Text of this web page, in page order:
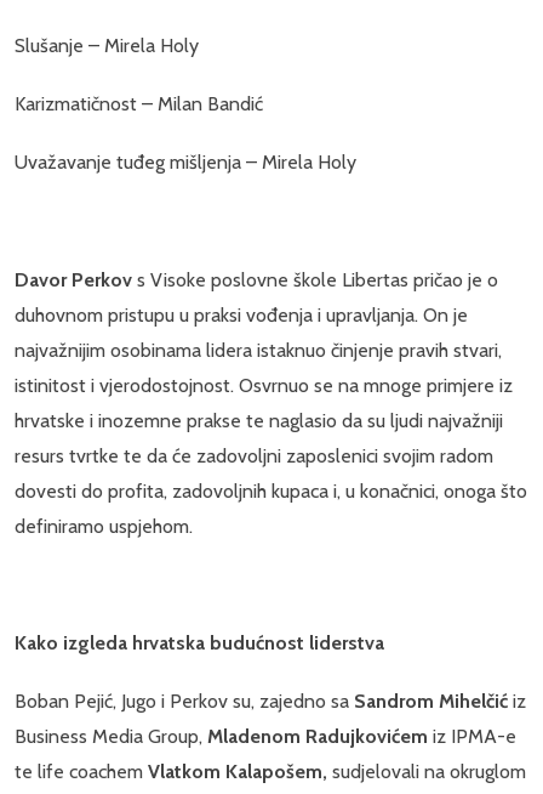
Slušanje – Mirela Holy
Karizmatičnost – Milan Bandić
Uvažavanje tuđeg mišljenja – Mirela Holy
Davor Perkov s Visoke poslovne škole Libertas pričao je o
duhovnom pristupu u praksi vođenja i upravljanja. On je
najvažnijim osobinama lidera istaknuo činjenje pravih stvari,
istinitost i vjerodostojnost. Osvrnuo se na mnoge primjere iz
hrvatske i inozemne prakse te naglasio da su ljudi najvažniji
resurs tvrtke te da će zadovoljni zaposlenici svojim radom
dovesti do profita, zadovoljnih kupaca i, u konačnici, onoga što
definiramo uspjehom.
Kako izgleda hrvatska budućnost liderstva
Boban Pejić, Jugo i Perkov su, zajedno sa Sandrom Mihelčić iz
Business Media Group, Mladenom Radujkovićem iz IPMA-e
te life coachem Vlatkom Kalapošem, sudjelovali na okruglom